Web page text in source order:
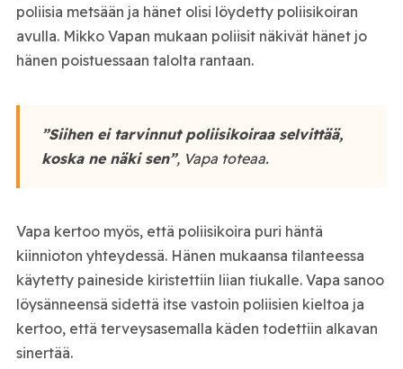
poliisia metsään ja hänet olisi löydetty poliisikoiran
avulla. Mikko Vapan mukaan poliisit näkivät hänet jo
hänen poistuessaan talolta rantaan.
”Siihen ei tarvinnut poliisikoiraa selvittää,
koska ne näki sen”, Vapa toteaa.
Vapa kertoo myös, että poliisikoira puri häntä
kiinnioton yhteydessä. Hänen mukaansa tilanteessa
käytetty paineside kiristettiin liian tiukalle. Vapa sanoo
löysänneensä sidettä itse vastoin poliisien kieltoa ja
kertoo, että terveysasemalla käden todettiin alkavan
sinertää.